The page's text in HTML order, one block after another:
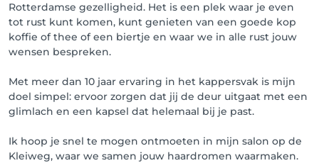
Rotterdamse gezelligheid. Het is een plek waar je even
tot rust kunt komen, kunt genieten van een goede kop
koffie of thee of een biertje en waar we in alle rust jouw
wensen bespreken.
Met meer dan 10 jaar ervaring in het kappersvak is mijn
doel simpel: ervoor zorgen dat jij de deur uitgaat met een
glimlach en een kapsel dat helemaal bij je past.
Ik hoop je snel te mogen ontmoeten in mijn salon op de
Kleiweg, waar we samen jouw haardromen waarmaken.